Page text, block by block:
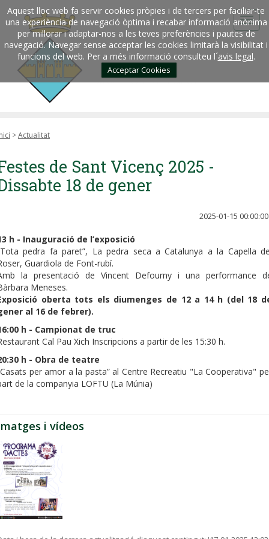
Aquest lloc web fa servir cookies pròpies i de tercers per faciliar-te
una experiència de navegació òptima i recabar informació anònima
per millorar i adaptar-nos a les teves preferències i pautes de
navegació. Navegar sense acceptar les cookies limitarà la visibilitat i
funcions del web. Per a més informació consulteu l´avis legal.
Acceptar Cookies
>Actualitat
de Sant Vicenç 2025 -
18 de gener
2025-01-15 00:00:00
h - Inauguració de l’exposició
pedra fa paret”, La pedra seca a Catalunya a la Capella
Guardiola de Font-rubí.
la presentació de Vincent Defourny i una performance
Meneses.
oberta tots els diumenges de 12 a 14 h (del 18
al 16 de febrer).
h - Campionat de truc
Cal Pau Xich Inscripcions a partir de les 15:30 h.
h - Obra de teatre
per amor a la pasta” al Centre Recreatiu "La Cooperativa"
de la companyia LOFTU (La Múnia)
i vídeos